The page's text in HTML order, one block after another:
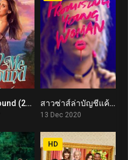
5.3Spin Me Round (2022) 7.5สาวซ่าส์ล่าบัญชีแค้น Promising Young Woman (2020)
13 Dec 2020
HD